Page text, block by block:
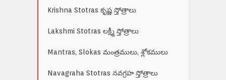
Krishna Stotras కృష్ణ స్తోత్రాలు
Lakshmi Stotras లక్ష్మీ స్తోత్రాలు
Mantras, Slokas మంత్రములు, శ్లోకములు
Navagraha Stotras నవగ్రహ స్తోత్రాలు